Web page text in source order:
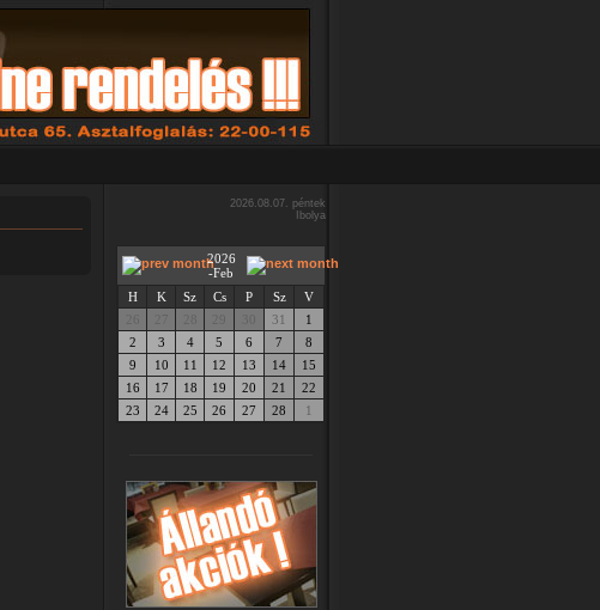
2026.08.07. péntek
Ibolya
2026
-Feb
H
K Sz Cs P Sz
V
31
1
2
3 4 5 6 7
8
9
10 11 12 13 14
15
16
17 18 19 20 21
22
23
24 25 26 27 28 1